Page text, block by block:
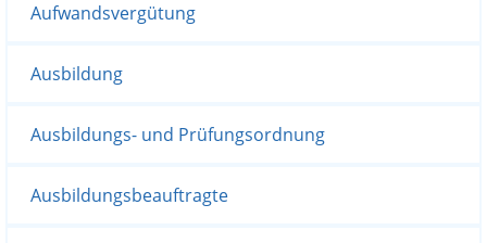
Aufwandsvergütung
Ausbildung
Ausbildungs- und Prüfungsordnung
Ausbildungsbeauftragte